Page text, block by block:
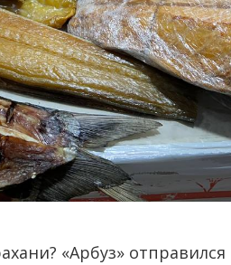
«Арбуз»